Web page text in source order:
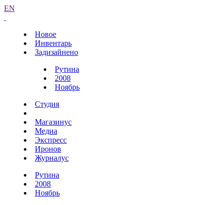
EN
Новое
Инвентарь
Задизайнено
Рутина
2008
Ноябрь
Студия
Магазинус
Медиа
Экспресс
Иронов
Журналус
Рутина
2008
Ноябрь